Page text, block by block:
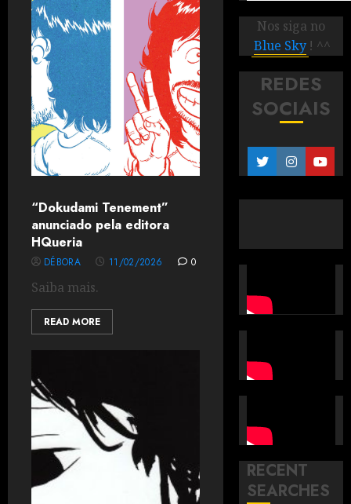
“Dokudami Tenement”
anunciado pela editora
HQueria
DÉBORA 11/02/2026 0
Saiba mais.
READ MORE
Nos siga no
Blue Sky ! ^^
REDES
SOCIAIS
RECENT
SEARCHES